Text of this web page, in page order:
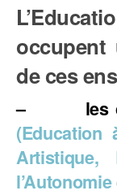
de ces
– les
(Education
Artistique,